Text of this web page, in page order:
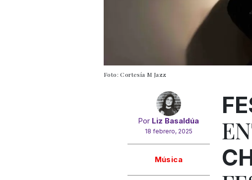
Foto: Cortesía M Jazz
Por Liz Basaldúa
18 febrero, 2025
Música